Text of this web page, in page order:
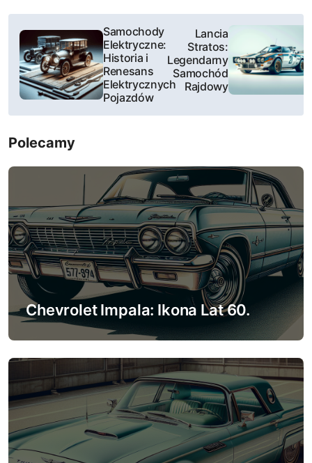
N
w
i
g
a
c
j
a
w
p
i
s
u
Samochody
Elektryczne:
Historia i
Renesans
Elektrycznych
Pojazdów
Lancia
Stratos:
Legendarny
Samochód
Rajdowy
Polecamy
Chevrolet Impala: Ikona Lat 60.